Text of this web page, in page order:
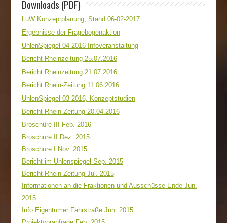
Downloads (PDF)
LuW Konzeptplanung, Stand 06-02-2017
Ergebnisse der Fragebogenaktion
UhlenSpiegel 04-2016 Infoveranstaltung
Bericht Rheinzeitung 25.07.2016
Bericht Rheinzeitung 21.07.2016
Bericht Rhein-Zeitung 11.06.2016
UhlenSpiegel 03-2016, Konzeptstudien
Bericht Rhein-Zeitung 20.04.2016
Broschüre III Feb. 2016
Broschüre II Dez. 2015
Broschüre I Nov. 2015
Bericht im Uhlenspiegel Sep. 2015
Bericht Rhein Zeitung Jul. 2015
Informationen an die Fraktionen und Ausschüsse Ende Jun.
2015
Info Eigentümer Fährstraße Jun. 2015